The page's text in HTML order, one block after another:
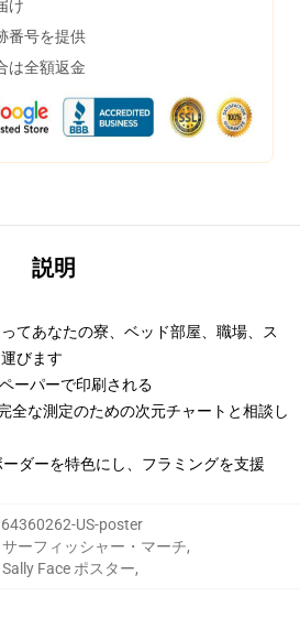
け
番号を提供
は全額返金
説明
てあなたの寮、ベッド部屋、職場、ス
びます
ーパーで印刷される
全な測定のための次元チャートと相談し
ダーを特色にし、フラミングを支援
64360262-US-poster
サーフィッシャー・マーチ,
Sally Face ポスター,